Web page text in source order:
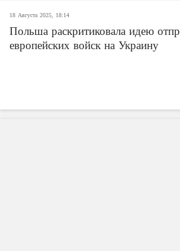
18 Августа 2025, 18:14
Польша раскритиковала идею
европейских войск на Украину